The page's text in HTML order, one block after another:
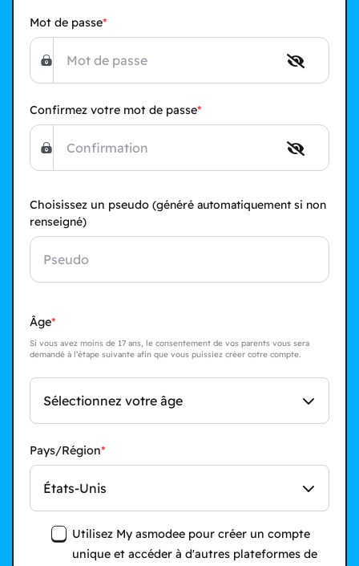
Mot de passe
Confirmez votre mot de passe
Choisissez un pseudo (généré automatiquement si non
renseigné)
Âge
Si vous avez moins de 17 ans, le consentement de vos parents vous sera
demandé à l’étape suivante afin que vous puissiez créer cotre compte.
Sélectionnez votre âge
Pays/Région
États-Unis
Utilisez My asmodee pour créer un compte
unique et accéder à d'autres plateformes de